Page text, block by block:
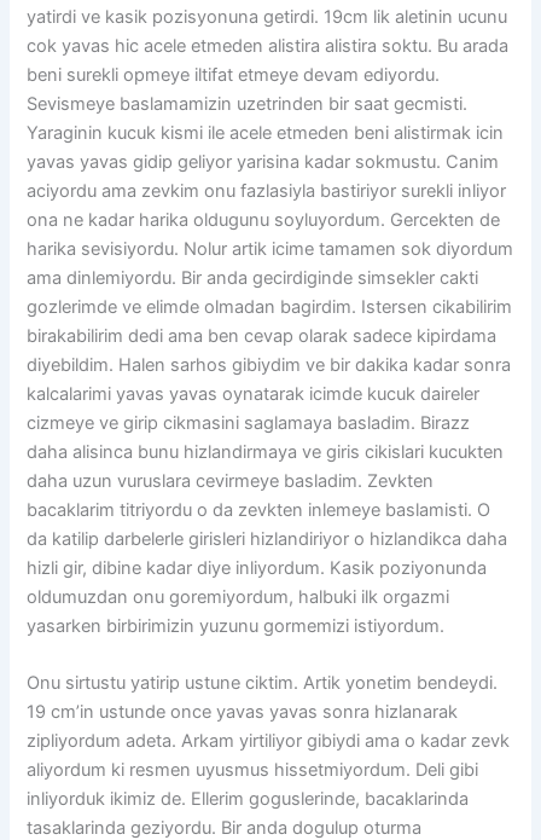
yatirdi ve kasik pozisyonuna getirdi. 19cm lik aletinin ucunu
cok yavas hic acele etmeden alistira alistira soktu. Bu arada
beni surekli opmeye iltifat etmeye devam ediyordu.
Sevismeye baslamamizin uzetrinden bir saat gecmisti.
Yaraginin kucuk kismi ile acele etmeden beni alistirmak icin
yavas yavas gidip geliyor yarisina kadar sokmustu. Canim
aciyordu ama zevkim onu fazlasiyla bastiriyor surekli inliyor
ona ne kadar harika oldugunu soyluyordum. Gercekten de
harika sevisiyordu. Nolur artik icime tamamen sok diyordum
ama dinlemiyordu. Bir anda gecirdiginde simsekler cakti
gozlerimde ve elimde olmadan bagirdim. Istersen cikabilirim
birakabilirim dedi ama ben cevap olarak sadece kipirdama
diyebildim. Halen sarhos gibiydim ve bir dakika kadar sonra
kalcalarimi yavas yavas oynatarak icimde kucuk daireler
cizmeye ve girip cikmasini saglamaya basladim. Birazz
daha alisinca bunu hizlandirmaya ve giris cikislari kucukten
daha uzun vuruslara cevirmeye basladim. Zevkten
bacaklarim titriyordu o da zevkten inlemeye baslamisti. O
da katilip darbelerle girisleri hizlandiriyor o hizlandikca daha
hizli gir, dibine kadar diye inliyordum. Kasik poziyonunda
oldumuzdan onu goremiyordum, halbuki ilk orgazmi
yasarken birbirimizin yuzunu gormemizi istiyordum.
Onu sirtustu yatirip ustune ciktim. Artik yonetim bendeydi.
19 cm’in ustunde once yavas yavas sonra hizlanarak
zipliyordum adeta. Arkam yirtiliyor gibiydi ama o kadar zevk
aliyordum ki resmen uyusmus hissetmiyordum. Deli gibi
inliyorduk ikimiz de. Ellerim goguslerinde, bacaklarinda
tasaklarinda geziyordu. Bir anda dogulup oturma